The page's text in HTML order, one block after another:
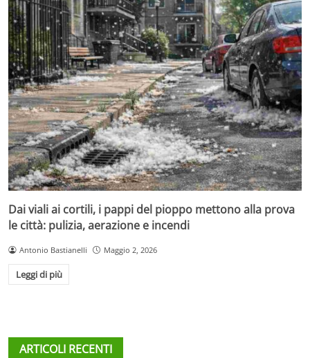
Dai viali ai cortili, i pappi del pioppo mettono alla prova
le città: pulizia, aerazione e incendi
Antonio Bastianelli Maggio 2, 2026
Leggi di più
ARTICOLI RECENTI